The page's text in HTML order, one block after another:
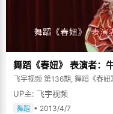
舞蹈《春妞》 表演者：
飞宇视频 第136期, 舞蹈《春
UP主: 飞宇视频
舞蹈 • 2013/4/7